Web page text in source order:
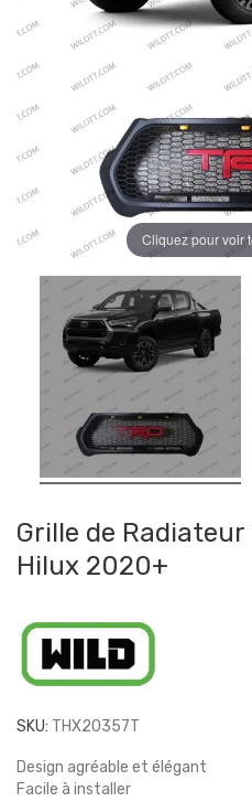
Cliquez pour voir
Grille de Radiateur
Hilux 2020+
SKU: THX20357T
Design agréable et élégant
Facile à installer